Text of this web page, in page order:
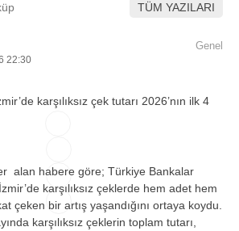
Youtube
TÜM YAZILARI
22:30
Genel
alan habere göre; Türkiye Bankalar
karşılıksız çeklerde hem adet hem
çeken bir artış yaşandığını ortaya koydu.
karşılıksız çeklerin toplam tutarı,